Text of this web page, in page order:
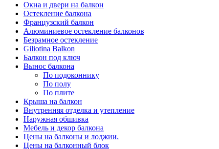
Окна и двери на балкон
Остекление балкона
Французский балкон
Алюминиевое остекление балконов
Безрамное остекление
Giliotina Balkon
Балкон под ключ
Вынос балкона
По подоконнику
По полу
По плите
Крыша на балкон
Внутренняя отделка и утепление
Наружная обшивка
Мебель и декор балкона
Цены на балконы и лоджии.
Цены на балконный блок